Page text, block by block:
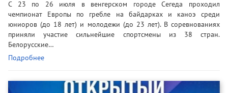
С 23 по 26 июля в венгерском городе Сегеда проходил
чемпионат Европы по гребле на байдарках и каноэ среди
юниоров (до 18 лет) и молодежи (до 23 лет). В соревнованиях
приняли участие сильнейшие спортсмены из 38 стран.
Белорусские…
Подробнее